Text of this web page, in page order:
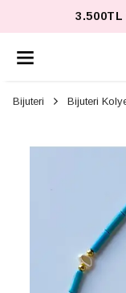
3.500TL
Bijuteri Bijuteri